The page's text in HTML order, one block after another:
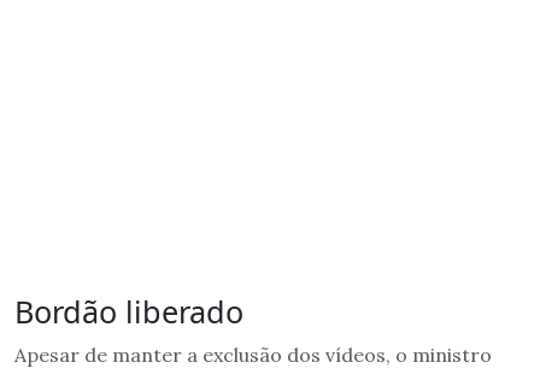
Bordão liberado
Apesar de manter a exclusão dos vídeos, o ministro